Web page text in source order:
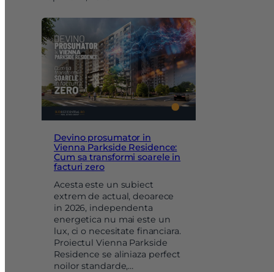
Devino prosumator in
Vienna Parkside Residence:
Cum sa transformi soarele in
facturi zero
Acesta este un subiect
extrem de actual, deoarece
in 2026, independenta
energetica nu mai este un
lux, ci o necesitate financiara.
Proiectul Vienna Parkside
Residence se aliniaza perfect
noilor standarde,…